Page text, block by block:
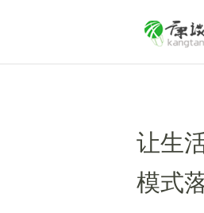
让生
模式